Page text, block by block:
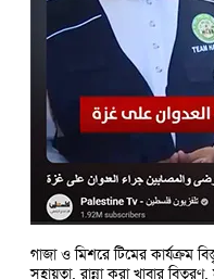
গাজা ও মিশরে টিমের কার্যক্রম
সহায়তা, রান্না করা খাবার